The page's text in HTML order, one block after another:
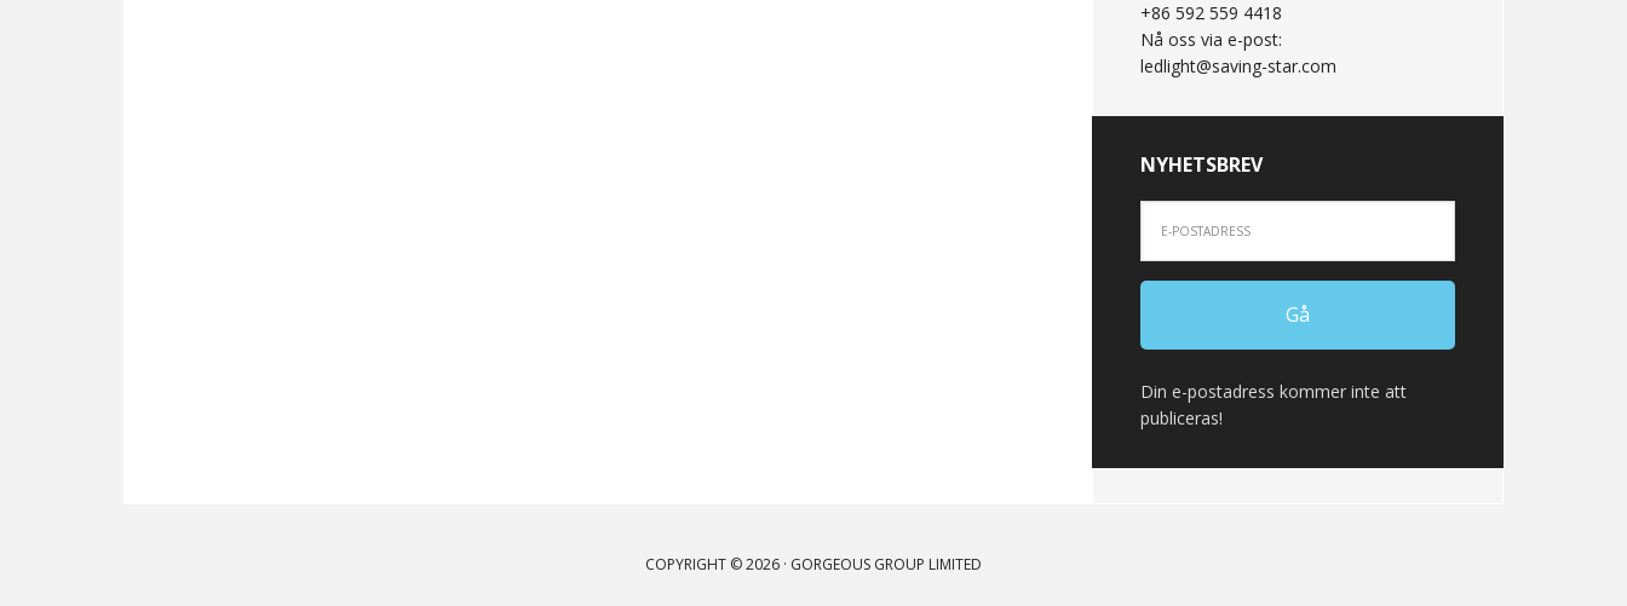
+86 592 559 4418
Nå oss via e-post:
ledlight@saving-star.com
NYHETSBREV
Din e-postadress kommer inte att
publiceras!
COPYRIGHT © 2026 · GORGEOUS GROUP LIMITED